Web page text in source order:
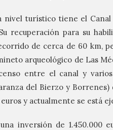
nivel turístico tiene el
recuperación para su
de cerca de 60 km,
arqueológico de Las
entre el canal y
del Bierzo y
y actualmente se está
inversión de 1.450.000